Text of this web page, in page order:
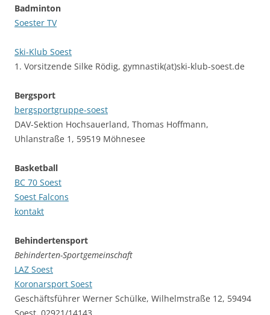
Badminton
Soester TV
Ski-Klub Soest
1. Vorsitzende Silke Rödig, gymnastik(at)ski-klub-soest.de
Bergsport
bergsportgruppe-soest
DAV-Sektion Hochsauerland, Thomas Hoffmann,
Uhlanstraße 1, 59519 Möhnesee
Basketball
BC 70 Soest
Soest Falcons
kontakt
Behindertensport
Behinderten-Sportgemeinschaft
LAZ Soest
Koronarsport Soest
Geschäftsführer Werner Schülke, Wilhelmstraße 12, 59494